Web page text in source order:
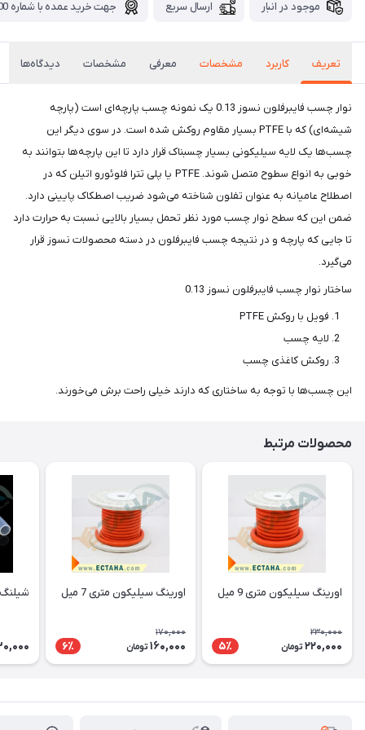
موجود در انبار ارسال سریع جهت خرید عمده با شماره 09371115700 تماس بگیرید.
تعریف کاربرد مشخصات معرفی مشخصات دیدگاه‌ها
نوار چسب فایبرفلون نسوز 0.13 یک نمونه چسب پارچه‌ای است (پارچه
شیشه‌ای) که با PTFE بسیار مقاوم روکش شده است. در سوی دیگر این
چسب‌ها یک لایه سیلیکونی بسیار چسبناک قرار دارد تا این پارچه‌ها بتوانند به
خوبی به انواع سطوح متصل شوند. PTFE یا پلی تترا فلوئورو اتیلن که در
اصطلاح عامیانه به عنوان تفلون شناخته می‌شود ضریب اصطکاک پایینی دارد.
ضمن این که سطح نوار چسب مورد نظر تحمل بسیار بالایی نسبت به حرارت دارد
تا جایی که پارچه و در نتیجه چسب فایبرفلون در دسته محصولات نسوز قرار
می‌گیرد.
ساختار نوار چسب فایبرفلون نسوز 0.13
فویل با روکش PTFE
لایه چسب
روکش کاغذی چسب
این چسب‌ها با توجه به ساختاری که دارند خیلی راحت برش می‌خورند.
محصولات مرتبط
اورینگ سیلیکون متری 9 میل
230,000
220,000 تومان 5٪
اورینگ سیلیکون متری 7 میل
170,000
160,000 تومان 6٪